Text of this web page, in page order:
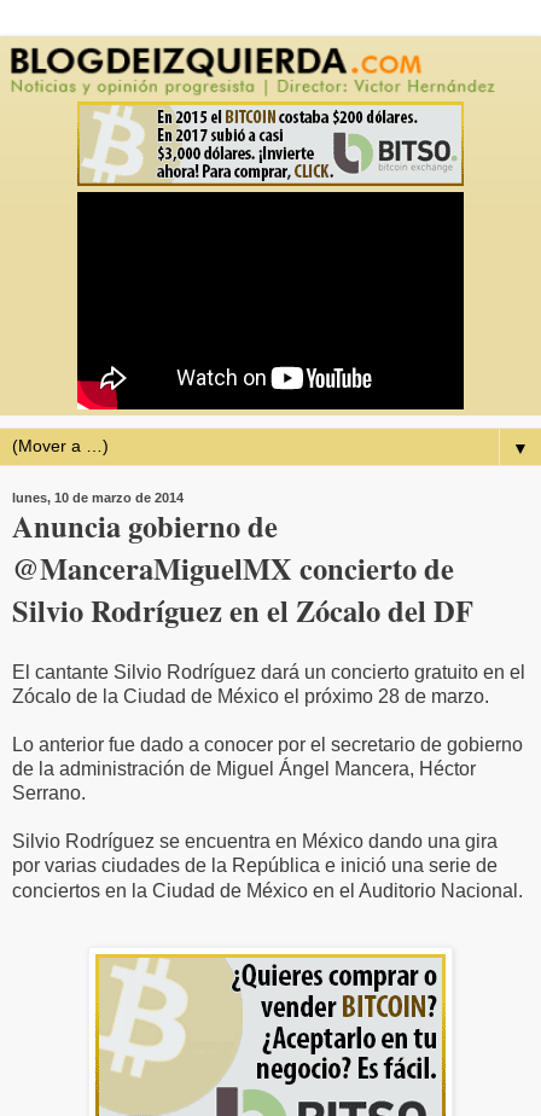
▼
lunes, 10 de marzo de 2014
Anuncia gobierno de
@ManceraMiguelMX concierto de
Silvio Rodríguez en el Zócalo del DF
El cantante Silvio Rodríguez dará un concierto gratuito en el
Zócalo de la Ciudad de México el próximo 28 de marzo.
Lo anterior fue dado a conocer por el secretario de gobierno
de la administración de Miguel Ángel Mancera, Héctor
Serrano.
Silvio Rodríguez se encuentra en México dando una gira
por varias ciudades de la República e inició una serie de
conciertos en la Ciudad de México en el Auditorio Nacional.